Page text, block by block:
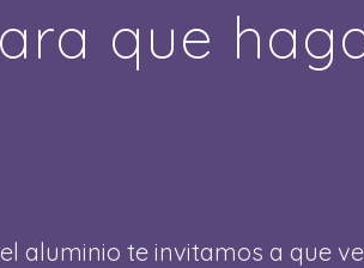
que
aluminio te invitamos a que